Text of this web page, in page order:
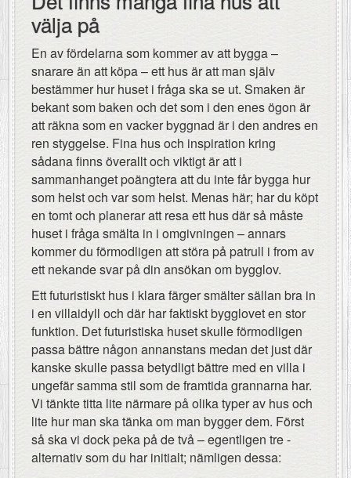
välja på
En av fördelarna som kommer av att bygga –
snarare än att köpa – ett hus är att man själv
bestämmer hur huset i fråga ska se ut. Smaken är
bekant som baken och det som i den enes ögon är
att räkna som en vacker byggnad är i den andres en
ren styggelse. Fina hus och inspiration kring
sådana finns överallt och viktigt är att i
sammanhanget poängtera att du inte får bygga hur
som helst och var som helst. Menas här; har du köpt
en tomt och planerar att resa ett hus där så måste
huset i fråga smälta in i omgivningen – annars
kommer du förmodligen att störa på patrull i from av
ett nekande svar på din ansökan om bygglov.
Ett futuristiskt hus i klara färger smälter sällan bra in
i en villaidyll och där har faktiskt bygglovet en stor
funktion. Det futuristiska huset skulle förmodligen
passa bättre någon annanstans medan det just där
kanske skulle passa betydligt bättre med en villa i
ungefär samma stil som de framtida grannarna har.
Vi tänkte titta lite närmare på olika typer av hus och
lite hur man ska tänka om man bygger dem. Först
så ska vi dock peka på de två – egentligen tre -
alternativ som du har initialt; nämligen dessa: